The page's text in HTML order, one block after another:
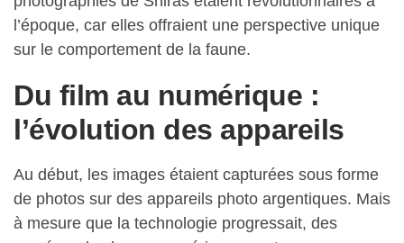
l’époque, car elles offraient une perspective unique
sur le comportement de la faune.
Du film au numérique :
l’évolution des appareils
Au début, les images étaient capturées sous forme
de photos sur des appareils photo argentiques. Mais
à mesure que la technologie progressait, des